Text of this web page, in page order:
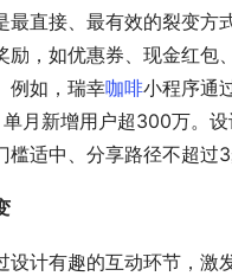
最直接、最有效的裂变方
励，如优惠券、现金红包
例如，瑞幸咖啡小程序通
月新增用户超300万。
槛适中、分享路径不超过3
设计有趣的互动环节，激